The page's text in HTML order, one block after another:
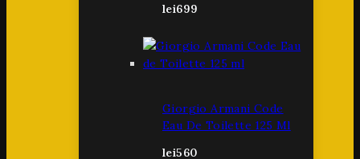
lei699
Giorgio Armani Code
Eau De Toilette 125 Ml
lei560